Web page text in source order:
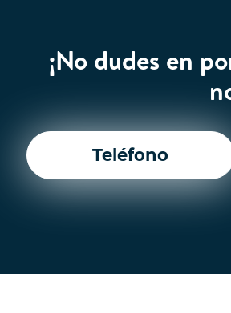
¡No dudes en
Teléfono